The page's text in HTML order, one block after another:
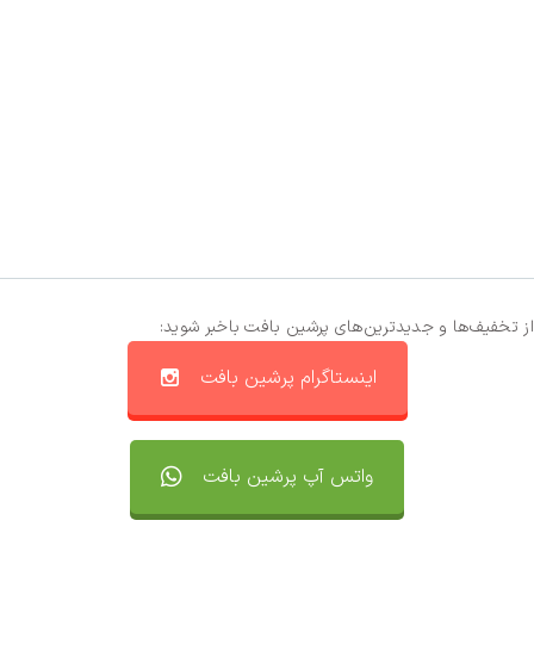
از تخفیف‌ها و جدیدترین‌های پرشین بافت باخبر شوید:
اینستاگرام پرشین بافت
واتس آپ پرشین بافت